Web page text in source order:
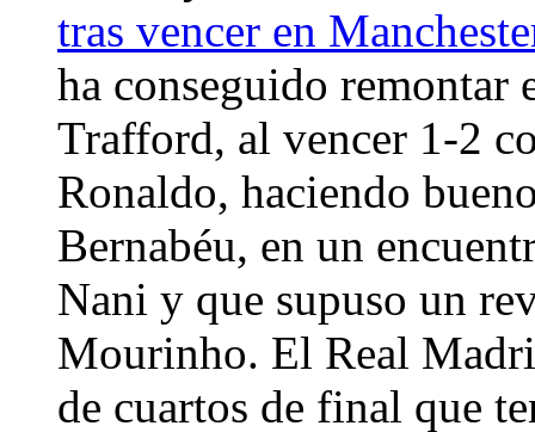
tras vencer en
ha conseguido
Trafford, al vencer 1-2
Ronaldo, haciendo
Bernabéu, en un
Nani y que supuso un
Mourinho. El Real
de cuartos de final que